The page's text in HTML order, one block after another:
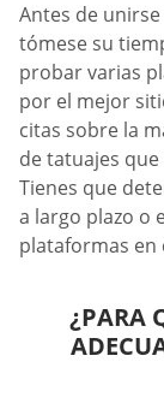
Antes de
tómese su
probar varias
por el mejor
citas sobre la
de tatuajes que
Tienes que
a largo plazo o
plataformas en
¿PARA